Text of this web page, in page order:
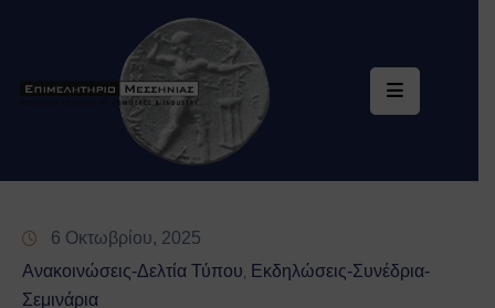
Επιμελητήριο
Ειδική
Πληροφόρηση
6 Οκτωβρίου, 2025
Ανακοινώσεις-Δελτία Τύπου‚ Εκδηλώσεις-Συνέδρια-
Σεμινάρια